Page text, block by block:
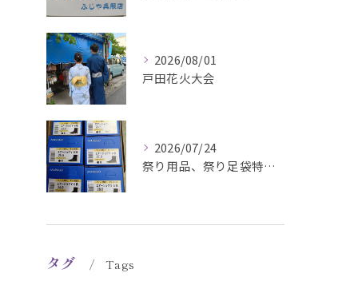
2026/08/01
戸田花火大会
2026/07/24
祭り用品、祭り足袋特価販売中
タグ Tags